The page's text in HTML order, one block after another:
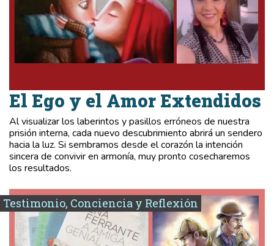
El Ego y el Amor Extendidos
Al visualizar los laberintos y pasillos erróneos de nuestra
prisión interna, cada nuevo descubrimiento abrirá un sendero
hacia la luz. Si sembramos desde el corazón la intención
sincera de convivir en armonía, muy pronto cosecharemos
los resultados.
Testimonio, Conciencia y Reflexión